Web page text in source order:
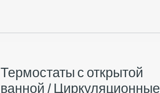
Термостаты с открытой
ванной / Циркуляционные